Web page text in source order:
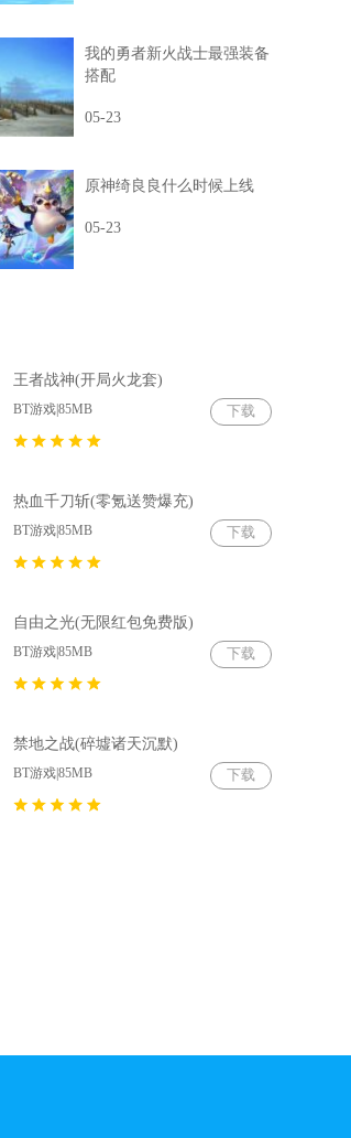
我的勇者新火战士最强装备
搭配
05-23
原神绮良良什么时候上线
05-23
王者战神(开局火龙套)
BT游戏|85MB 下载
热血千刀斩(零氪送赞爆充)
BT游戏|85MB 下载
自由之光(无限红包免费版)
BT游戏|85MB 下载
禁地之战(碎墟诸天沉默)
BT游戏|85MB 下载